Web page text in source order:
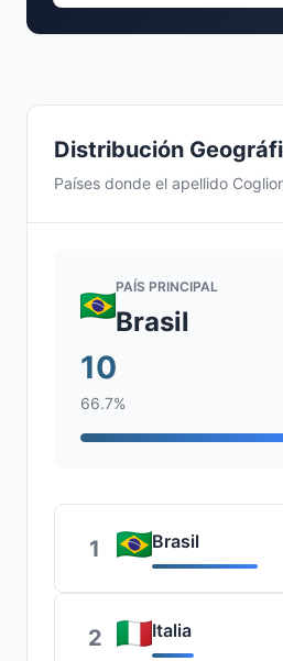
Distribución
Países donde el apellido
PAÍS PRINCIPAL
Brasil
10
66.7%
1 Brasil
2 Italia